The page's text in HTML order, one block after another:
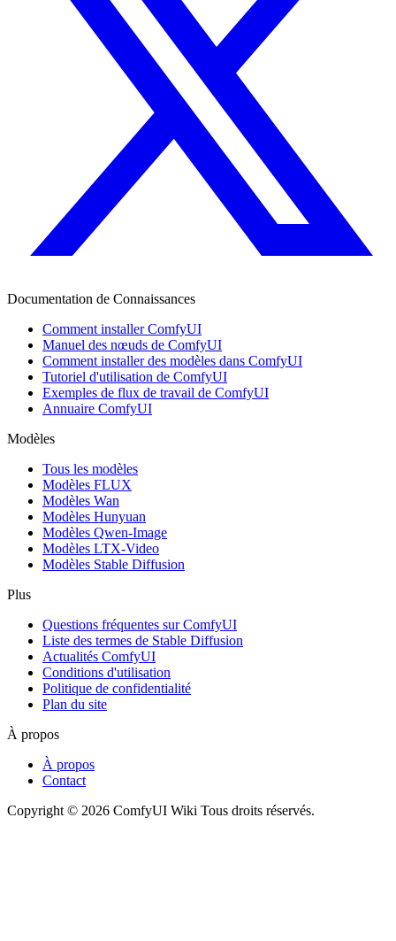
Documentation de Connaissances
Comment installer ComfyUI
Manuel des nœuds de ComfyUI
Comment installer des modèles dans ComfyUI
Tutoriel d'utilisation de ComfyUI
Exemples de flux de travail de ComfyUI
Annuaire ComfyUI
Modèles
Tous les modèles
Modèles FLUX
Modèles Wan
Modèles Hunyuan
Modèles Qwen-Image
Modèles LTX-Video
Modèles Stable Diffusion
Plus
Questions fréquentes sur ComfyUI
Liste des termes de Stable Diffusion
Actualités ComfyUI
Conditions d'utilisation
Politique de confidentialité
Plan du site
À propos
À propos
Contact
Copyright © 2026 ComfyUI Wiki Tous droits réservés.